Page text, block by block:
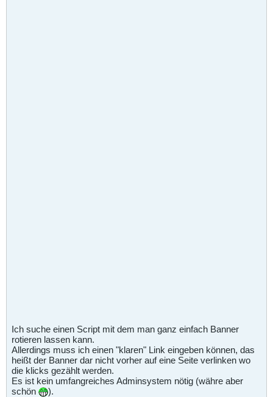
Ich suche einen Script mit dem man ganz einfach Banner
rotieren lassen kann.
Allerdings muss ich einen "klaren" Link eingeben können, das
heißt der Banner dar nicht vorher auf eine Seite verlinken wo
die klicks gezählt werden.
Es ist kein umfangreiches Adminsystem nötig (währe aber
schön
).